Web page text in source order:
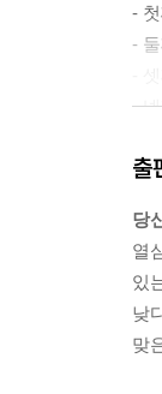
종
신
제
구
구
-
-
-
니
만
방
내
제
출
당
열
있
낮
맞